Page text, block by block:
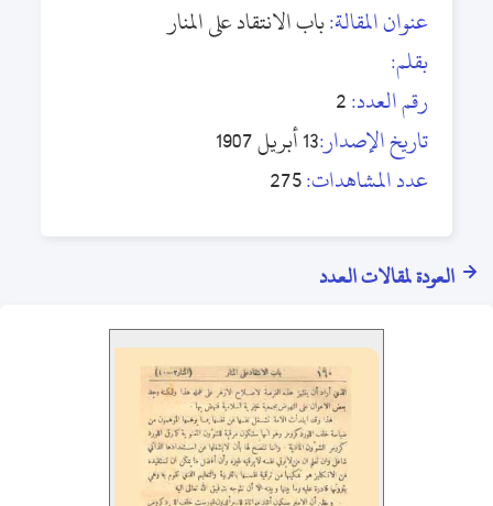
عنوان المقالة:باب الانتقاد على المنار
بقلم:
رقم العدد:2
تاريخ الإصدار:13 أبريل 1907
عدد المشاهدات:275
العودة لمقالات العدد